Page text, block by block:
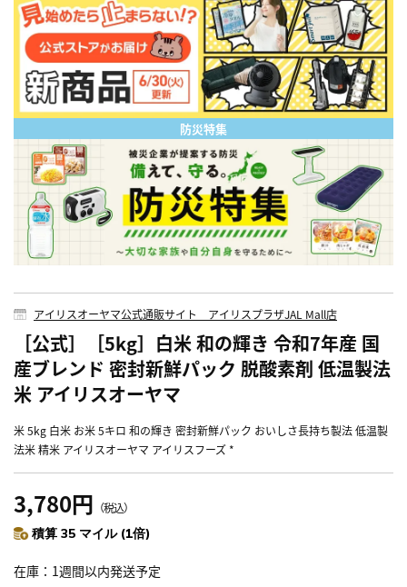
防災特集
アイリスオーヤマ公式通販サイト アイリスプラザJAL Mall店
［公式］［5kg］白米 和の輝き 令和7年産 国
産ブレンド 密封新鮮パック 脱酸素剤 低温製法
米 アイリスオーヤマ
米 5kg 白米 お米 5キロ 和の輝き 密封新鮮パック おいしさ長持ち製法 低温製
法米 精米 アイリスオーヤマ アイリスフーズ *
3,780円 （税込）
積算 35 マイル (1倍)
在庫 1週間以内発送予定